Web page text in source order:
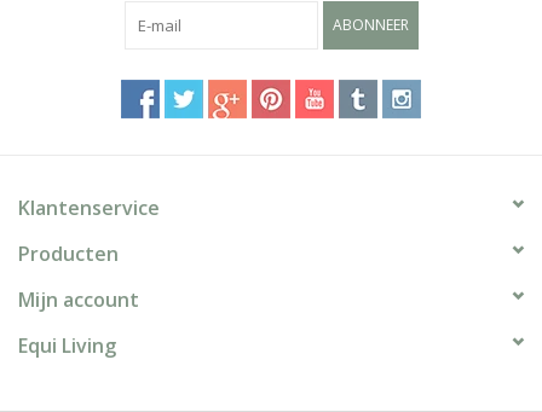
ABONNEER
Klantenservice
Producten
Mijn account
Equi Living